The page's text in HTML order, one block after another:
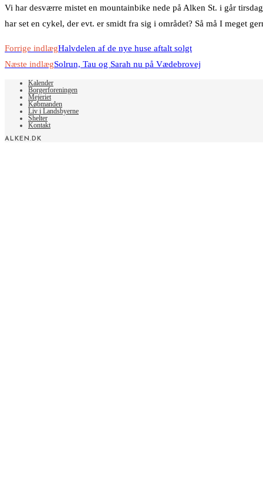
Vi har desværre mistet en mountainbike nede på Alken St. i går
har set en cykel, der evt. er smidt fra sig i området? Så må I meget
Read
more
articles
Forrige indlægHalvdelen af de nye huse aftalt solgt
Næste indlægSolrun, Tau og Sarah nu på Vædebrovej
Kalender
Borgerforeningen
Mejeriet
Købmanden
Liv i Landsbyerne
Shelter
Kontakt
ALKEN.DK